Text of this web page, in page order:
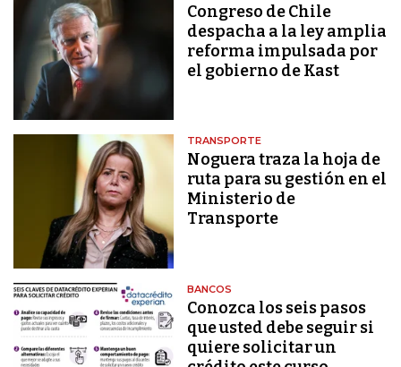
Congreso de Chile
despacha a la ley amplia
reforma impulsada por
el gobierno de Kast
TRANSPORTE
Noguera traza la hoja de
ruta para su gestión en el
Ministerio de
Transporte
BANCOS
Conozca los seis pasos
que usted debe seguir si
quiere solicitar un